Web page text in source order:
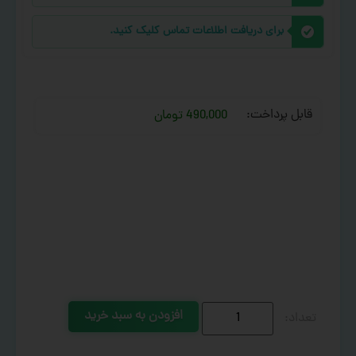
برای دریافت اطلاعات تماس کلیک کنید.
قابل پرداخت: 490,000 تومان
افزودن به سبد خرید